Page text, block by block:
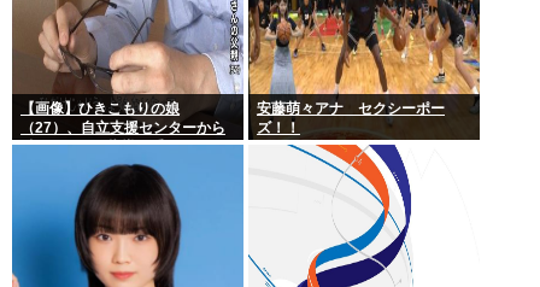
【画像】ひきこもりの娘
（27）、自立支援センターから
酷いスパルタ指導を受けてしま
安藤萌々アナ セクシーポー
ズ！！